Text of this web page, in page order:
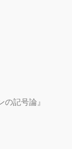
記号論』